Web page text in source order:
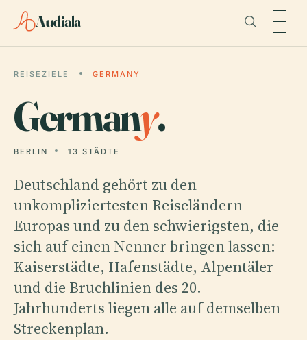
Audiala
REISEZIELE GERMANY
Germany.
BERLIN 13 STÄDTE
Deutschland gehört zu den
unkompliziertesten Reiseländern
Europas und zu den schwierigsten, die
sich auf einen Nenner bringen lassen:
Kaiserstädte, Hafenstädte, Alpentäler
und die Bruchlinien des 20.
Jahrhunderts liegen alle auf demselben
Streckenplan.